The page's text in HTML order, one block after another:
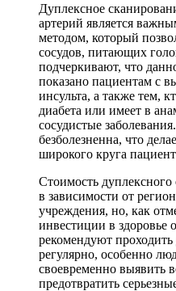
Дуплексное
артерий является
методом, который
сосудов, питающих
подчеркивают, что
показано пациентам с
инсульта, а также тем,
диабета или имеет в
сосудистые
безболезненна, что
широкого круга
Стоимость дуплексного
в зависимости от
учреждения, но, как
инвестиции в здоровье
рекомендуют
регулярно, особенно
своевременно выявить
предотвратить